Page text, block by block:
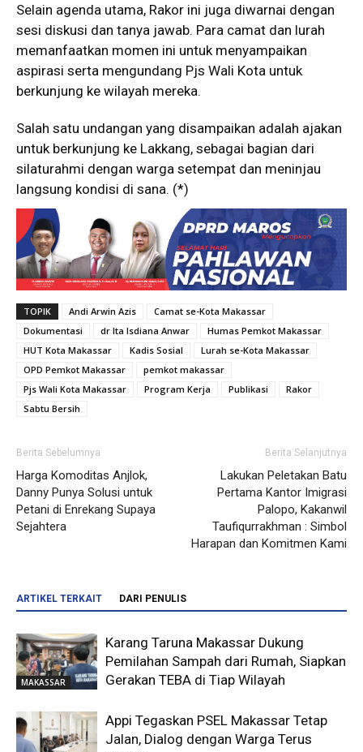
Selain agenda utama, Rakor ini juga diwarnai dengan
sesi diskusi dan tanya jawab. Para camat dan lurah
memanfaatkan momen ini untuk menyampaikan
aspirasi serta mengundang Pjs Wali Kota untuk
berkunjung ke wilayah mereka.
Salah satu undangan yang disampaikan adalah ajakan
untuk berkunjung ke Lakkang, sebagai bagian dari
silaturahmi dengan warga setempat dan meninjau
langsung kondisi di sana. (*)
TOPIK Andi Arwin Azis
Camat se-Kota Makassar
Dokumentasi
dr Ita Isdiana Anwar
Humas Pemkot Makassar
HUT Kota Makassar
Kadis Sosial
Lurah se-Kota Makassar
OPD Pemkot Makassar
pemkot makassar
Pjs Wali Kota Makassar
Program Kerja Publikasi
Rakor
Sabtu Bersih
Berita Sebelumnya
Harga Komoditas Anjlok,
Danny Punya Solusi untuk
Petani di Enrekang Supaya
Sejahtera
Berita Selanjutnya
Lakukan Peletakan Batu
Pertama Kantor Imigrasi
Palopo, Kakanwil
Taufiqurrakhman : Simbol
Harapan dan Komitmen Kami
ARTIKEL TERKAIT DARI PENULIS
MAKASSAR
Karang Taruna Makassar Dukung
Pemilahan Sampah dari Rumah, Siapkan
Gerakan TEBA di Tiap Wilayah
Appi Tegaskan PSEL Makassar Tetap
Jalan, Dialog dengan Warga Terus